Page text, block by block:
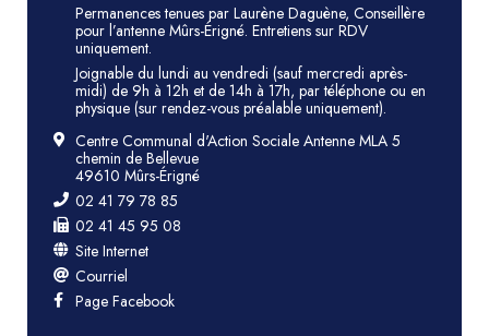
Permanences tenues par Laurène Daguène, Conseillère
pour l’antenne Mûrs-Érigné. Entretiens sur RDV
uniquement.
Joignable du lundi au vendredi (sauf mercredi après-
midi) de 9h à 12h et de 14h à 17h, par téléphone ou en
physique (sur rendez-vous préalable uniquement).
Centre Communal d'Action Sociale Antenne MLA 5
chemin de Bellevue
49610 Mûrs-Érigné
02 41 79 78 85
02 41 45 95 08
Site Internet
Courriel
Page Facebook